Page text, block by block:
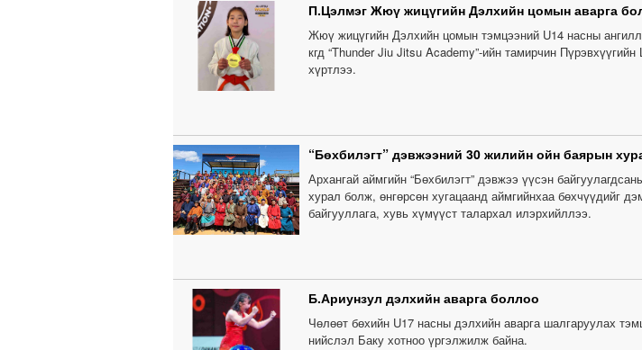
П.Цэлмэг Жюү жицүгийн Дэлхийн цомын аварга
Жюү жицүгийн Дэлхийн цомын тэмцээний U14 насны
кгд “Thunder Jiu Jitsu Academy”-ийн тамирчин
хүртлээ.
“Бөхбилэгт” дэвжээний 30 жилийн ойн баярын
Архангай аймгийн “Бөхбилэгт” дэвжээ үүсэн
хурал болж, өнгөрсөн хугацаанд аймгийнхаа бөхчүүдийг
байгууллага, хувь хүмүүст талархал илэрхийллээ.
Б.Ариунзул дэлхийн аварга боллоо
Чөлөөт бөхийн U17 насны дэлхийн аварга шалгаруулах
нийслэл Баку хотноо үргэлжилж байна.